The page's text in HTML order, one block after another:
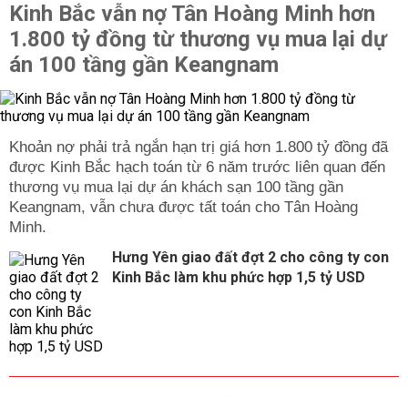
Kinh Bắc vẫn nợ Tân Hoàng Minh hơn
1.800 tỷ đồng từ thương vụ mua lại dự
án 100 tầng gần Keangnam
được Kinh Bắc hạch toán từ 6 năm trước liên quan đến
thương vụ mua lại dự án khách sạn 100 tầng gần
Keangnam, vẫn chưa được tất toán cho Tân Hoàng
Hưng Yên giao đất đợt 2 cho công ty con
Kinh Bắc làm khu phức hợp 1,5 tỷ USD